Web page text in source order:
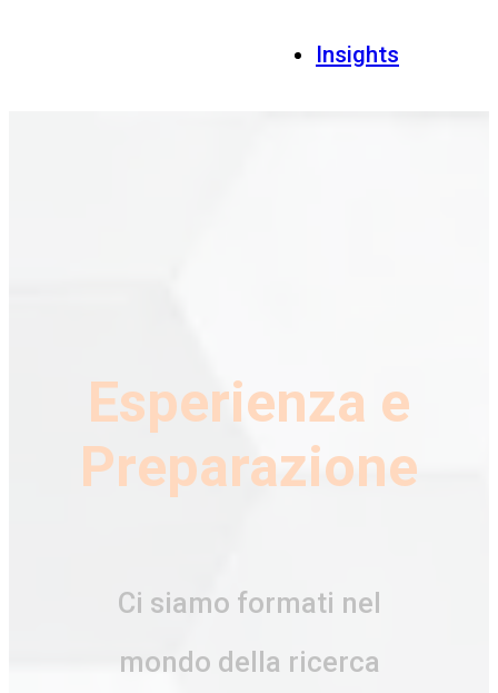
Insights
Esperienza e
Preparazione
Ci siamo formati nel
mondo della ricerca